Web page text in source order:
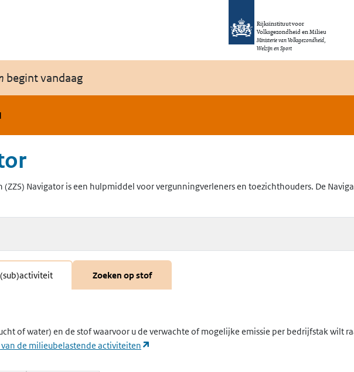
Rijksinstituut voor
Volksgezondheid en Milieu
Ministerie van Volksgezondheid,
Welzijn en Sport
begint vandaag
(ZZS) Navigator is een hulpmiddel voor vergunningverleners en toezichthouders. De
Zoeken op stof
of water) en de stof waarvoor u de verwachte of mogelijke emissie per bedrijfstak wilt
de milieubelastende activiteiten